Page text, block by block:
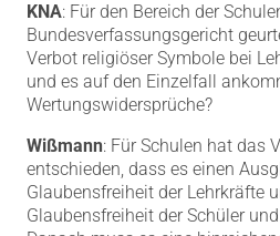
KNA: Für den Bereich der
Bundesverfassungsgericht
Verbot religiöser Symbole bei
und es auf den Einzelfall
Wertungswidersprüche?
Wißmann: Für Schulen hat das
entschieden, dass es einen
Glaubensfreiheit der Lehrkräfte
Glaubensfreiheit der Schüler